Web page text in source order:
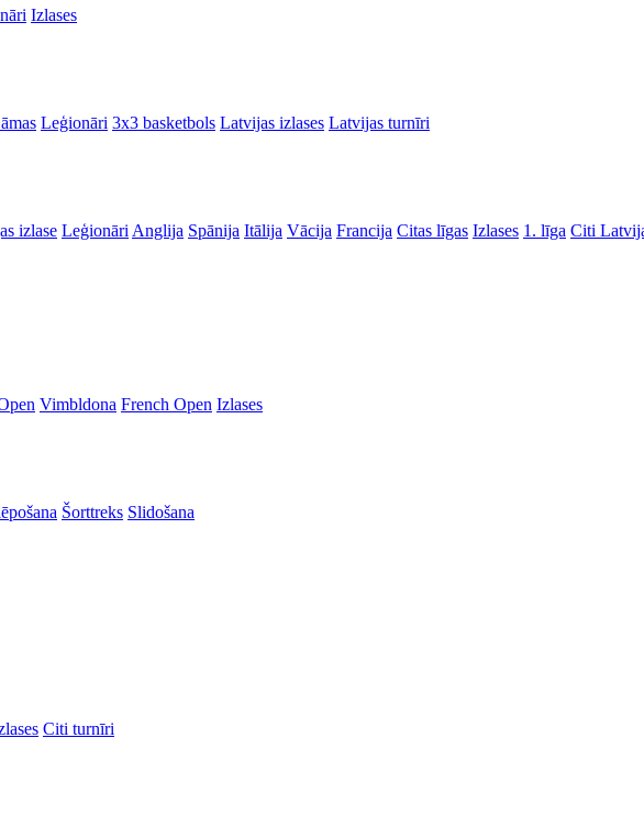
Izlases
Leģionāri 3x3 basketbols Latvijas izlases Latvijas turnīri
izlase Leģionāri Anglija Spānija Itālija Vācija Francija Citas līgas Izlases 1. līga Citi
Vimbldona French Open Izlases
Šorttreks Slidošana
Citi turnīri